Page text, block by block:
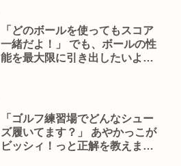
「どのボールを使ってもスコア
一緒だよ！」 でも、ボールの性
能を最大限に引き出したいよ
「ゴルフ練習場でどんなシュー
ズ履いてます？」 あやかっこが
ビッシィ！っと正解を教えま